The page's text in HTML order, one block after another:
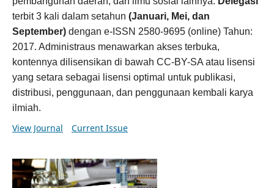
terbit 3 kali dalam setahun (Januari, Mei, dan
September)dengan e-ISSN 2580-9695 (online) Tahun:
2017. Administraus menawarkan akses terbuka,
kontennya dilisensikan di bawah CC-BY-SA atau lisensi
yang setara sebagai lisensi optimal untuk publikasi,
distribusi, penggunaan, dan penggunaan kembali karya
ilmiah.
View Journal Current Issue